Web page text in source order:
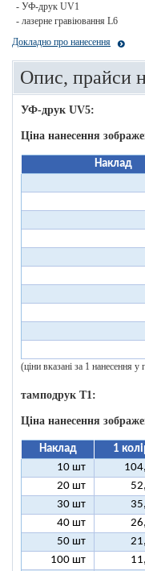
- УФ-друк UV1
- лазерне гравіювання L6
Докладно про нанесення
Опис, прайси
УФ-друк UV5:
Ціна нанесення
Наклад
(ціни вказані за 1 нанесення
тамподрук T1:
Ціна нанесення
Наклад 1
10 шт
20 шт
30 шт
40 шт
50 шт
100 шт